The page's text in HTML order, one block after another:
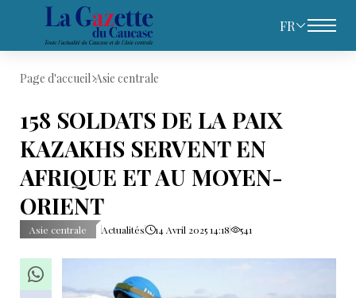
FR
Page d'accueil Asie centrale
158 SOLDATS DE LA PAIX
KAZAKHS SERVENT EN
AFRIQUE ET AU MOYEN-
ORIENT
Asie centrale Actualités 14 Avril 2025 14:18 541